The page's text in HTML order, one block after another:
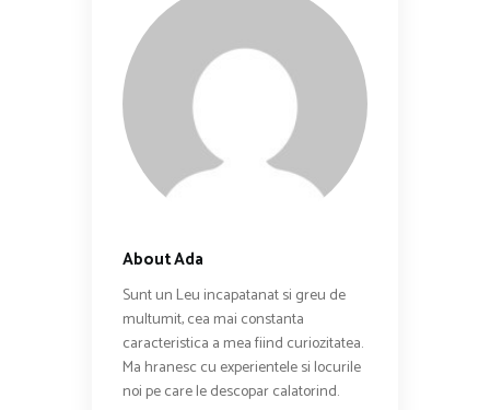
About Ada
Sunt un Leu incapatanat si greu de
multumit, cea mai constanta
caracteristica a mea fiind curiozitatea.
Ma hranesc cu experientele si locurile
noi pe care le descopar calatorind.